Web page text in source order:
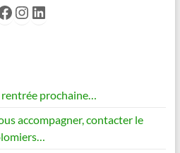
Instagram
LinkedIn
prochaine…
accompagner, contacter le